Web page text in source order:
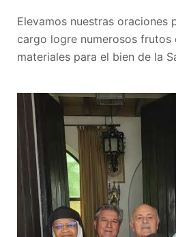
Elevamos nuestras oraciones
cargo logre numerosos frutos
materiales para el bien de la